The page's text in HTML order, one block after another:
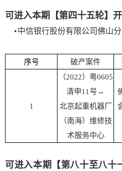
可进入本期【第四十五轮】
•中信银行股份有限公司佛山分
序号 破产案件
1
（2022）粤0605
清申11号→
北京起重机器厂
（南海）维修技
术服务中心
可进入本期【第八十至八十